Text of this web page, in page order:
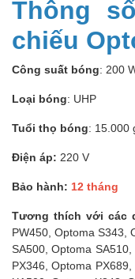
Thông
chiếu
Công suất bóng: 200
Loại bóng: UHP
Tuổi thọ bóng: 15.000
Điện áp: 220 V
Bảo hành: 12 tháng
Tương thích với các
PW450, Optoma S343,
SA500, Optoma
PX346, Optoma